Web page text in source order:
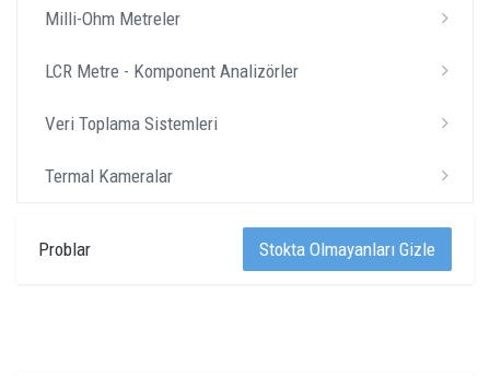
Milli-Ohm Metreler
LCR Metre - Komponent Analizörler
Veri Toplama Sistemleri
Termal Kameralar
Problar Stokta Olmayanları Gizle